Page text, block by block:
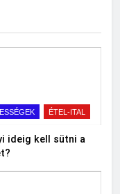
ÉTEL-ITAL
ideig kell sütni a